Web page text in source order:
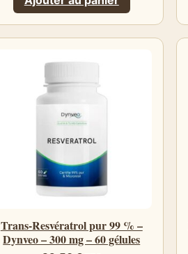
Trans-Resvératrol pur 99 % –
Dynveo – 300 mg – 60 gélules